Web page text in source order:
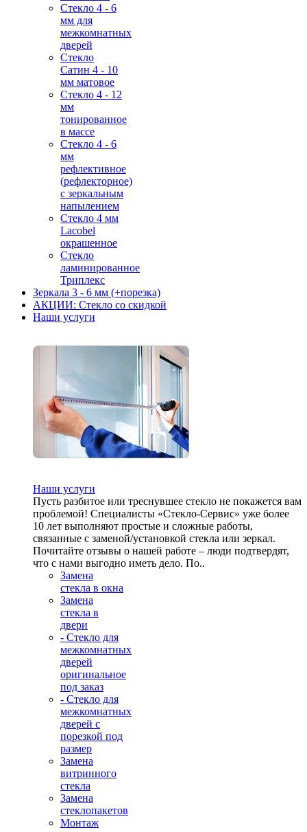
Стекло 4 - 6
мм для
межкомнатных
дверей
Стекло
Сатин 4 - 10
мм матовое
Стекло 4 - 12
мм
тонированное
в массе
Стекло 4 - 6
мм
рефлективное
(рефлекторное)
с зеркальным
напылением
Стекло 4 мм
Lacobel
окрашенное
Стекло
ламинированное
Триплекс
Зеркала 3 - 6 мм (+порезка)
АКЦИИ: Стекло со скидкой
Наши услуги
Наши услуги
Пусть разбитое или треснувшее стекло не покажется вам
проблемой! Специалисты «Стекло-Сервис» уже более
10 лет выполняют простые и сложные работы,
связанные с заменой/установкой стекла или зеркал.
Почитайте отзывы о нашей работе – люди подтвердят,
что с нами выгодно иметь дело. По..
Замена
стекла в окна
Замена
стекла в
двери
- Стекло для
межкомнатных
дверей
оригинальное
под заказ
- Стекло для
межкомнатных
дверей с
порезкой под
размер
Замена
витринного
стекла
Замена
стеклопакетов
Монтаж